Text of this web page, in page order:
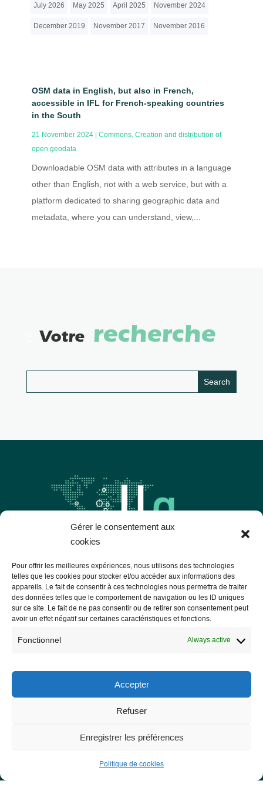
Gérer le consentement aux
cookies
Pour offrir les meilleures expériences, nous utilisons des technologies
telles que les cookies pour stocker et/ou accéder aux informations des
appareils. Le fait de consentir à ces technologies nous permettra de traiter
des données telles que le comportement de navigation ou les ID uniques
sur ce site. Le fait de ne pas consentir ou de retirer son consentement peut
avoir un effet négatif sur certaines caractéristiques et fonctions.
Fonctionnel Always active
Accepter
Refuser
Enregistrer les préférences
Politique de cookies
July 2026 May 2025 April 2025 November 2024
December 2019 November 2017 November 2016
OSM data in English, but also in French,
accessible in IFL for French-speaking countries
in the South
21 November 2024| Commons, Creation and distribution of
open geodata
Downloadable OSM data with attributes in a language
other than English, not with a web service, but with a
platform dedicated to sharing geographic data and
metadata, where you can understand, view,...
Votrerecherche
Les Libres Géographes
28 rue Hoche